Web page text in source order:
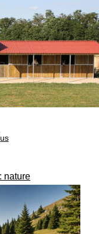
nature